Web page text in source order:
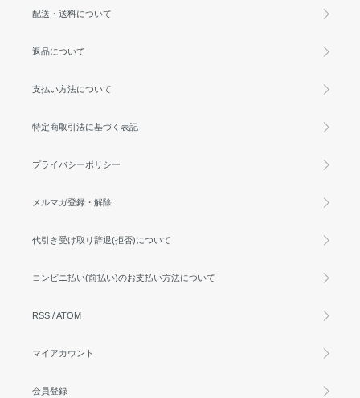
配送・送料について
返品について
支払い方法について
特定商取引法に基づく表記
プライバシーポリシー
メルマガ登録・解除
代引き受け取り辞退(拒否)について
コンビニ払い(前払い)のお支払い方法について
RSS /ATOM
マイアカウント
会員登録